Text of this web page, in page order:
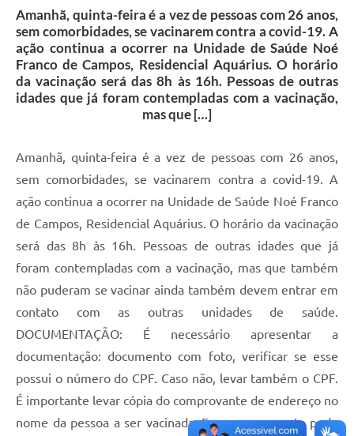
Amanhã, quinta-feira é a vez de pessoas com 26 anos,
sem comorbidades, se vacinarem contra a covid-19. A
ação continua a ocorrer na Unidade de Saúde Noé
Franco de Campos, Residencial Aquárius. O horário
da vacinação será das 8h às 16h. Pessoas de outras
idades que já foram contempladas com a vacinação,
mas que […]
Amanhã, quinta-feira é a vez de pessoas com 26 anos,
sem comorbidades, se vacinarem contra a covid-19. A
ação continua a ocorrer na Unidade de Saúde Noé Franco
de Campos, Residencial Aquárius. O horário da vacinação
será das 8h às 16h. Pessoas de outras idades que já
foram contempladas com a vacinação, mas que também
não puderam se vacinar ainda também devem entrar em
contato com as outras unidades de saúde.
DOCUMENTAÇÃO: É necessário apresentar a
documentação: documento com foto, verificar se esse
possui o número do CPF. Caso não, levar também o CPF.
É importante levar cópia do comprovante de endereço no
nome da pessoa a ser vacinada. Esse comprovante pode